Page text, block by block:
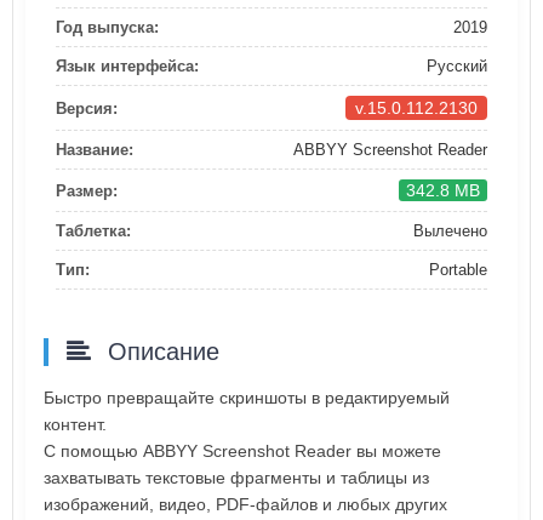
Год выпуска: 2019
Язык интерфейса: Русский
Версия: v.15.0.112.2130
Название: ABBYY Screenshot Reader
Размер: 342.8 MB
Таблетка: Вылечено
Тип: Portable
Описание
Быстро превращайте скриншоты в редактируемый
контент.
С помощью ABBYY Screenshot Reader вы можете
захватывать текстовые фрагменты и таблицы из
изображений, видео, PDF-файлов и любых других